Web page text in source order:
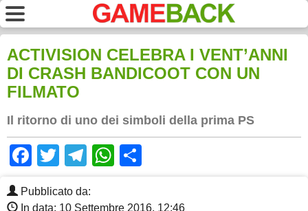
ACTIVISION CELEBRA I VENT’ANNI
DI CRASH BANDICOOT CON UN
FILMATO
Il ritorno di uno dei simboli della prima PS
Facebook
TwitterTelegram
WhatsApp
Pubblicato da:
In data: 10 Settembre 2016, 12:46